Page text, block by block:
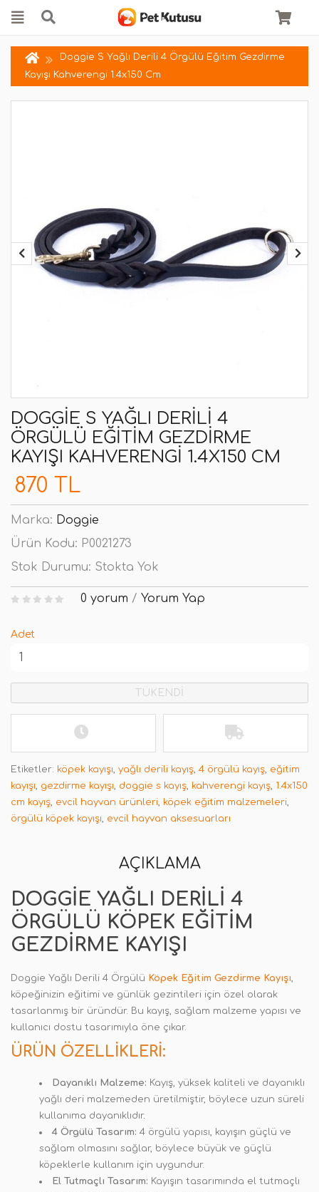
Doggie S Yağlı Derili 4 Örgülü Eğitim Gezdirme
Kayışı Kahverengi 1.4x150 Cm
DOGGIE S YAĞLI DERILI 4
ÖRGÜLÜ EĞITIM GEZDIRME
KAYIŞI KAHVERENGI 1.4X150 CM
870 TL
Marka: Doggie
Ürün Kodu: P0021273
Stok Durumu: Stokta Yok
0 yorum / Yorum Yap
Adet
TÜKENDİ
Etiketler: köpek kayışı, yağlı derili kayış, 4 örgülü kayış, eğitim
kayışı, gezdirme kayışı, doggie s kayış, kahverengi kayış, 1.4x150
cm kayış, evcil hayvan ürünleri, köpek eğitim malzemeleri,
örgülü köpek kayışı, evcil hayvan aksesuarları
AÇIKLAMA
DOGGIE YAĞLI DERILI 4
ÖRGÜLÜ KÖPEK EĞITIM
GEZDIRME KAYIŞI
Doggie Yağlı Derili 4 Örgülü Köpek Eğitim Gezdirme Kayışı,
köpeğinizin eğitimi ve günlük gezintileri için özel olarak
tasarlanmış bir üründür. Bu kayış, sağlam malzeme yapısı ve
kullanıcı dostu tasarımıyla öne çıkar.
ÜRÜN ÖZELLIKLERI:
Dayanıklı Malzeme: Kayış, yüksek kaliteli ve dayanıklı
yağlı deri malzemeden üretilmiştir, böylece uzun süreli
kullanıma dayanıklıdır.
4 Örgülü Tasarım: 4 örgülü yapısı, kayışın güçlü ve
sağlam olmasını sağlar, böylece büyük ve güçlü
köpeklerle kullanım için uygundur.
El Tutmaçlı Tasarım: Kayışın tasarımında el tutmaçlı